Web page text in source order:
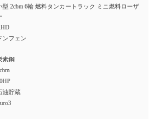
型 2cbm 6輪 燃料タンカートラック ミニ燃料ローザ
ンフェン
素鋼
油貯蔵